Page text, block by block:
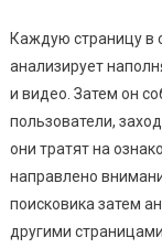
Каждую страницу в
анализирует
и видео. Затем он
пользователи,
они тратят на
направлено
поисковика затем
другими